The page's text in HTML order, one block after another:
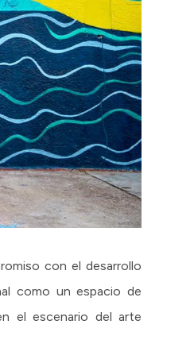
con el desarrollo
como un espacio de
el escenario del arte